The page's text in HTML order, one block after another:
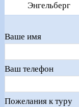
Энгельберг
Ваше имя
Ваш телефон
Пожелания к туру